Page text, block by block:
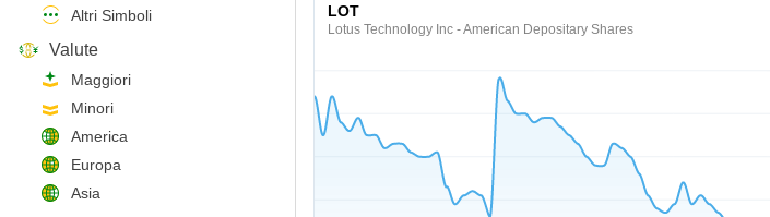
Altri Simboli
Valute
Maggiori
Minori
America
Europa
Asia
LOT
Lotus Technology Inc - American Depositary Shares